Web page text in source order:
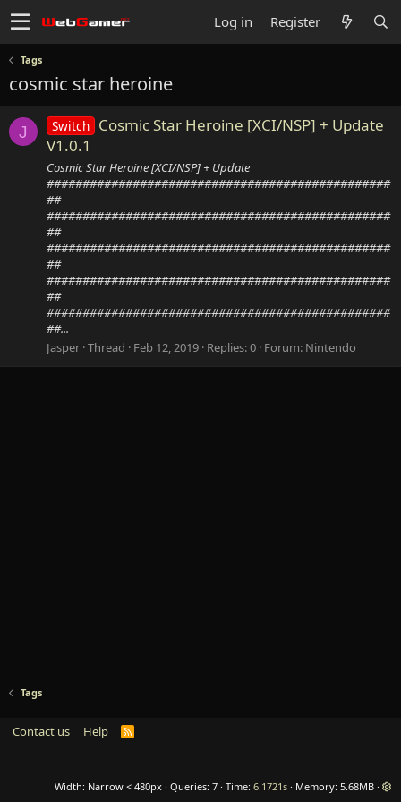
Log in Register
Tags
cosmic star heroine
J Switch Cosmic Star Heroine [XCI/NSP] + Update
V1.0.1
Cosmic Star Heroine [XCI/NSP] + Update
################################################
##
################################################
##
################################################
##
################################################
##
################################################
##...
Jasper Thread Feb 12, 2019 Replies: 0 Forum: Nintendo
Tags
Contact us Help
R
Width Queries 7 Time 6.1721s Memory 5.68MB